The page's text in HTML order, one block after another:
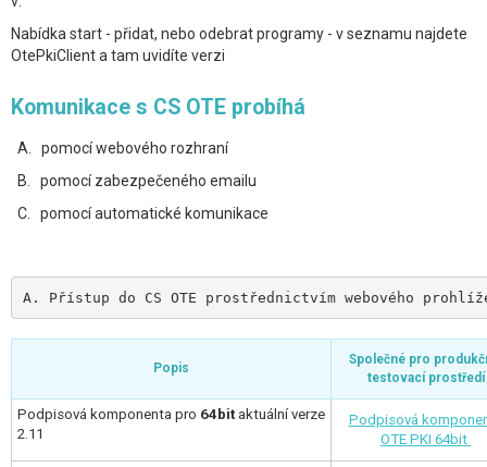
Nabídka start - přidat, nebo odebrat programy - v seznamu najdete
OtePkiClient a tam uvidíte verzi
Komunikace s CS OTE probíhá
A. pomocí webového rozhraní
B. pomocí zabezpečeného emailu
C. pomocí automatické komunikace
A. Přístup do CS OTE prostřednictvím webového
Popis
Společné pro
testovací prostředí
Podpisová komponenta pro 64bitaktuální verze
2.11
Podpisová
OTE PKI 64bit